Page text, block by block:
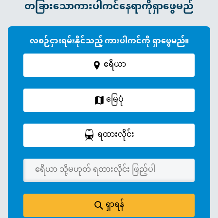
တခြားသောကားပါကင်နေရာကိုရှာဖွေမည်
လစဉ်ငှားရမ်းနိုင်သည့် ကားပါကင်ကို ရှာဖွေမည်။
ဧရိယာ
မြေပုံ
ရထားလိုင်း
ရှာရန်